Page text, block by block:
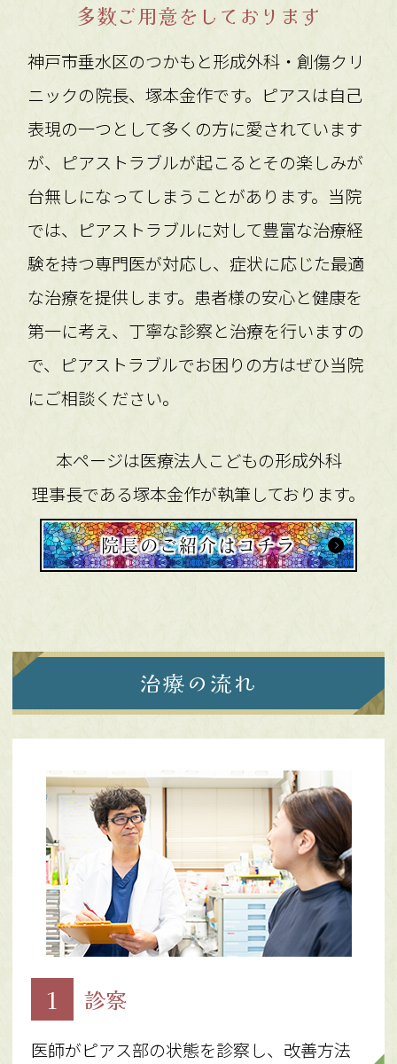
多数ご用意をしております
神戸市垂水区のつかもと形成外科・創傷クリ
ニックの院長、塚本金作です。ピアスは自己
表現の一つとして多くの方に愛されています
が、ピアストラブルが起こるとその楽しみが
台無しになってしまうことがあります。当院
では、ピアストラブルに対して豊富な治療経
験を持つ専門医が対応し、症状に応じた最適
な治療を提供します。患者様の安心と健康を
第一に考え、丁寧な診察と治療を行いますの
で、ピアストラブルでお困りの方はぜひ当院
にご相談ください。
本ページは医療法人こどもの形成外科
理事長である塚本金作が執筆しております。
院長のご紹介はコチラ
治療の流れ
1 診察
医師がピアス部の状態を診察し、改善方法